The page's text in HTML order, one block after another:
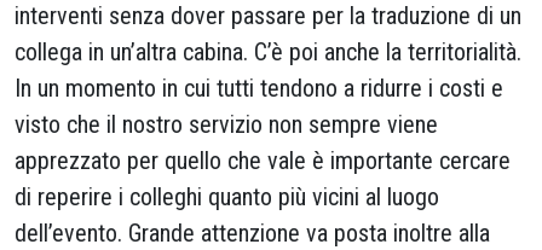
interventi senza dover passare per la traduzione di un
collega in un’altra cabina. C’è poi anche la territorialità.
In un momento in cui tutti tendono a ridurre i costi e
visto che il nostro servizio non sempre viene
apprezzato per quello che vale è importante cercare
di reperire i colleghi quanto più vicini al luogo
dell’evento. Grande attenzione va posta inoltre alla